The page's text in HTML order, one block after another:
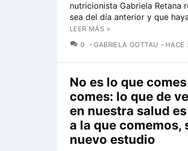
nutricionista Gabriela Retana
sea del día anterior y que
LEER MÁS »
0 COMENTARIOS
GABRIELA GOTTAU HACE
No es lo que
comes: lo que de
en nuestra salud
a la que comemos,
nuevo estudio